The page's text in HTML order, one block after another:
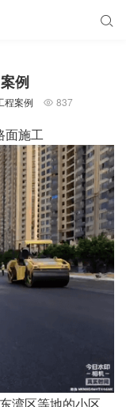

例
程案例  837
面施工